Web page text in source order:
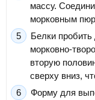
массу.
морковным
Белки
морковно-
вторую
сверху вниз,
Форму для